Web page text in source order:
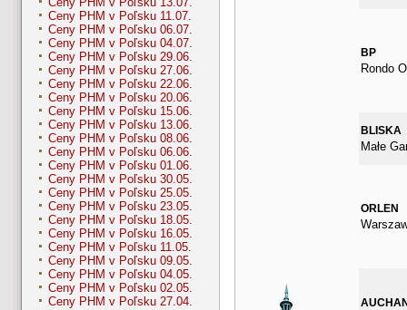
Ceny PHM v Poľsku 11.07.
Ceny PHM v Poľsku 06.07.
Ceny PHM v Poľsku 04.07.
Ceny PHM v Poľsku 29.06.
Ceny PHM v Poľsku 27.06.
Ceny PHM v Poľsku 22.06.
Ceny PHM v Poľsku 20.06.
Ceny PHM v Poľsku 15.06.
Ceny PHM v Poľsku 13.06.
Ceny PHM v Poľsku 08.06.
Ceny PHM v Poľsku 06.06.
Ceny PHM v Poľsku 01.06.
Ceny PHM v Poľsku 30.05.
Ceny PHM v Poľsku 25.05.
Ceny PHM v Poľsku 23.05.
Ceny PHM v Poľsku 18.05.
Ceny PHM v Poľsku 16.05.
Ceny PHM v Poľsku 11.05.
Ceny PHM v Poľsku 09.05.
Ceny PHM v Poľsku 04.05.
Ceny PHM v Poľsku 02.05.
Ceny PHM v Poľsku 27.04.
BP
Rondo
BLISKA
Małe
ORLEN